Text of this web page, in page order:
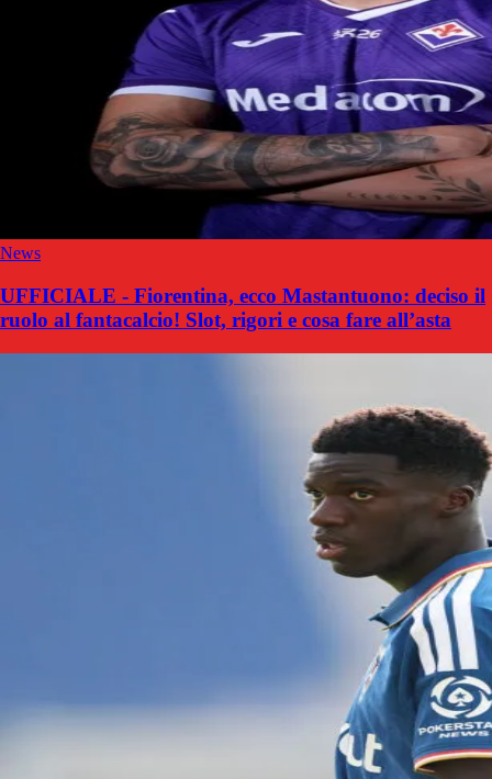
News
UFFICIALE - Fiorentina, ecco Mastantuono: deciso il
ruolo al fantacalcio! Slot, rigori e cosa fare all’asta